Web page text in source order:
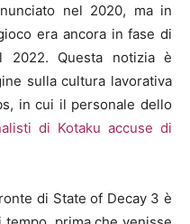
nel 2020, ma in
era ancora in fase di
2022. Questa notizia è
sulla cultura lavorativa
in cui il personale dello
di Kotaku accuse di
di State of Decay 3 è